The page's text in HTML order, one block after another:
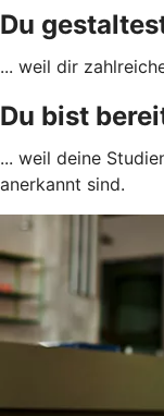
Du
... weil dir
Du bist
... weil deine
anerkannt sind.